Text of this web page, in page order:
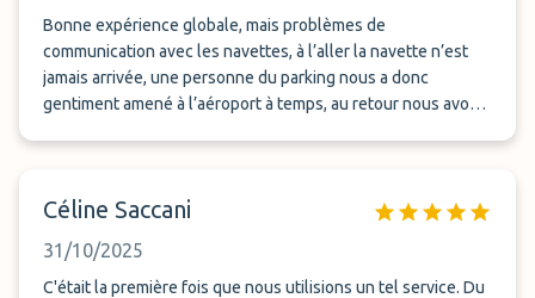
Bonne expérience globale, mais problèmes de
communication avec les navettes, à l’aller la navette n’est
jamais arrivée, une personne du parking nous a donc
gentiment amené à l’aéroport à temps, au retour nous avons
Céline Saccani
31/10/2025
C'était la première fois que nous utilisions un tel service. Du